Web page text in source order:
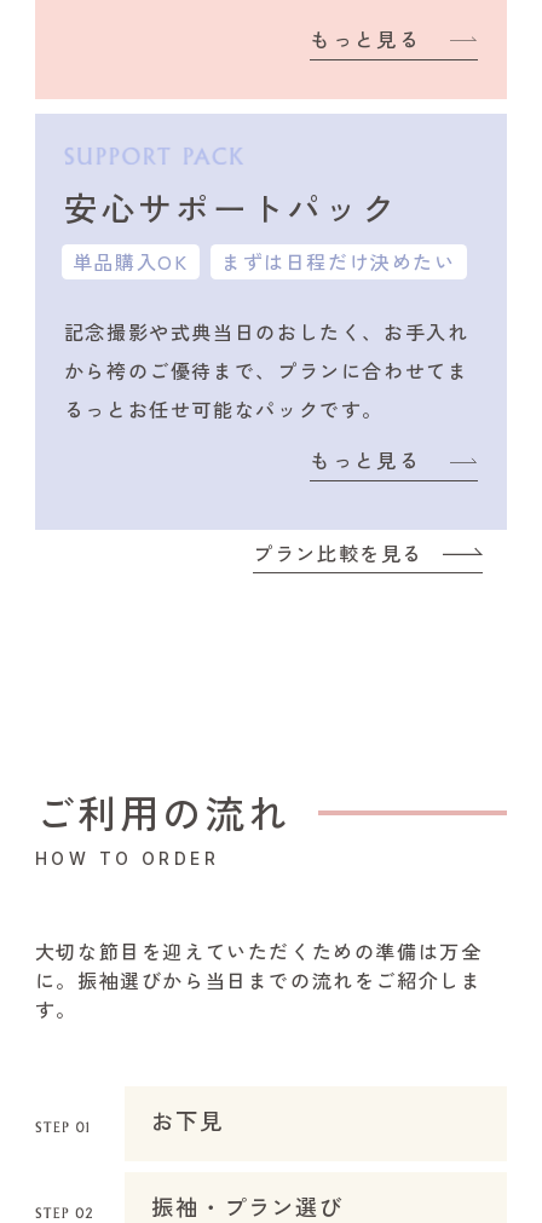
もっと見る
安心サポートパック
単品購入OK まずは日程だけ決めたい
記念撮影や式典当日のおしたく、 お手入れ
から袴のご優待まで、プランに合わせて ま
るっとお任せ可能なパックです。
もっと見る
プラン比較を見る
ご利用の流れ
HOW TO ORDER
大切な節目を迎えていただくための準備は万全
に。振袖選びから当日までの流れをご紹介しま
す。
お下見
振袖・プラン選び